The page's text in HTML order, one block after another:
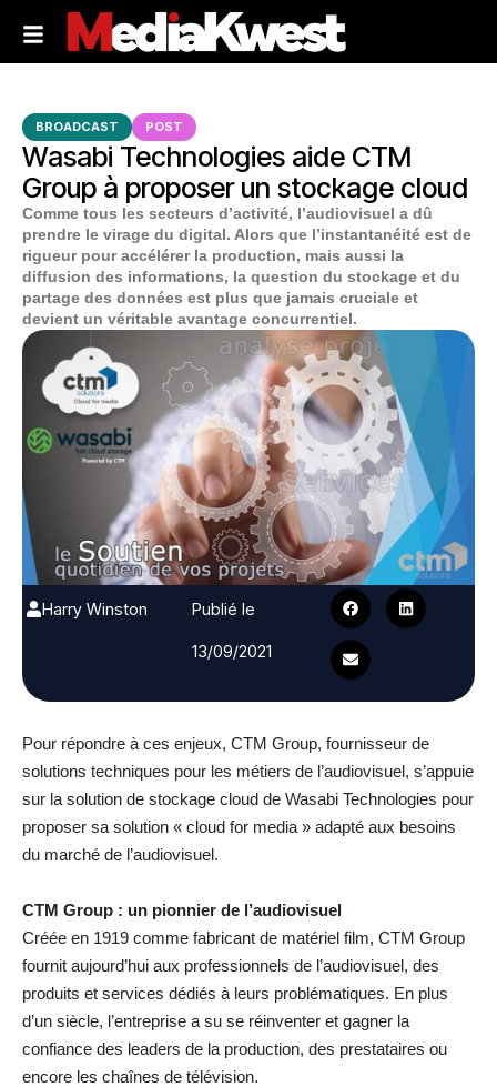
BROADCAST POST
Wasabi Technologies aide CTM
Group à proposer un stockage cloud
Comme tous les secteurs d’activité, l’audiovisuel a dû
prendre le virage du digital. Alors que l’instantanéité est de
rigueur pour accélérer la production, mais aussi la
diffusion des informations, la question du stockage et du
partage des données est plus que jamais cruciale et
devient un véritable avantage concurrentiel.
Harry Winston
Publié le
13/09/2021
Pour répondre à ces enjeux, CTM Group, fournisseur de
solutions techniques pour les métiers de l’audiovisuel, s’appuie
sur la solution de stockage cloud de Wasabi Technologies pour
proposer sa solution « cloud for media » adapté aux besoins
du marché de l’audiovisuel.
CTM Group : un pionnier de l’audiovisuel
Créée en 1919 comme fabricant de matériel film, CTM Group
fournit aujourd’hui aux professionnels de l’audiovisuel, des
produits et services dédiés à leurs problématiques. En plus
d’un siècle, l’entreprise a su se réinventer et gagner la
confiance des leaders de la production, des prestataires ou
encore les chaînes de télévision.